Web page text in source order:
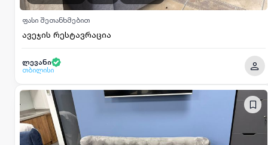
ავეჯის რესტავრაცია
ფასი შეთანხმებით
ლევანი
თბილისი